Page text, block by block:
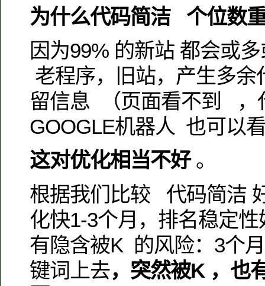
为什么代码简洁 个位数
因为99% 的新站 都会或
老程序，旧站，产生多
留信息 （页面看不到 ，
GOOGLE机器人 也可以
这对优化相当不好 。
根据我们比较 代码简洁
化快1-3个月，排名稳定
有隐含被K 的风险：3个
键词上去，突然被K ，也